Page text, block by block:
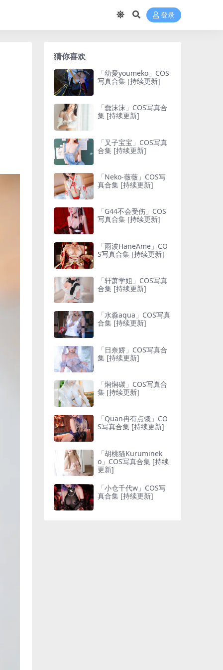
登录
猜你喜欢
「幼愛youmeko」COS
写真合集 [持续更新]
「蠢沫沫」COS写真合
集 [持续更新]
「叉子宝宝」COS写真
合集 [持续更新]
「Neko-薇薇」COS写
真合集 [持续更新]
「G44不会受伤」COS
写真合集 [持续更新]
「雨波HaneAme」CO
S写真合集 [持续更新]
「轩萧学姐」COS写真
合集 [持续更新]
「水淼aqua」COS写真
合集 [持续更新]
「日奈娇」COS写真合
集 [持续更新]
「焖焖碳」COS写真合
集 [持续更新]
「Quan冉有点饿」CO
S写真合集 [持续更新]
「胡桃猫Kuruminek
o」COS写真合集 [持续
更新]
「小仓千代w」COS写
真合集 [持续更新]